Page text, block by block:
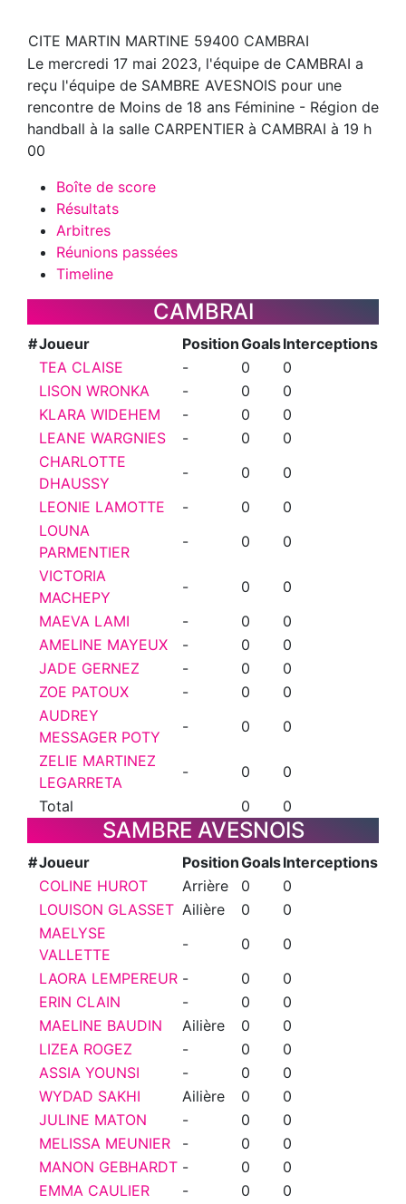
CITE MARTIN MARTINE 59400 CAMBRAI
Le mercredi 17 mai 2023, l'équipe de CAMBRAI a
reçu l'équipe de SAMBRE AVESNOIS pour une
rencontre de Moins de 18 ans Féminine - Région de
handball à la salle CARPENTIER à CAMBRAI à 19 h
00
Boîte de score
Résultats
Arbitres
Réunions passées
Timeline
CAMBRAI
#Joueur PositionGoalsInterceptions
TEA CLAISE
- 0
0
LISON WRONKA
- 0
0
KLARA WIDEHEM
- 0
0
LEANE WARGNIES
- 0
0
CHARLOTTE
DHAUSSY
- 0
0
LEONIE LAMOTTE
- 0
0
LOUNA
PARMENTIER
- 0
0
VICTORIA
MACHEPY
- 0
0
MAEVA LAMI
- 0
0
AMELINE MAYEUX
- 0
0
JADE GERNEZ
- 0
0
ZOE PATOUX
- 0
0
AUDREY
MESSAGER POTY
- 0
0
ZELIE MARTINEZ
LEGARRETA
- 0
0
Total
0 0
SAMBRE AVESNOIS
#Joueur PositionGoalsInterceptions
COLINE HUROT
Arrière 0
0
LOUISON GLASSET Ailière 0
0
MAELYSE
VALLETTE
- 0
0
LAORA LEMPEREUR - 0
0
ERIN CLAIN
- 0
0
MAELINE BAUDIN
Ailière 0
0
LIZEA ROGEZ
- 0
0
ASSIA YOUNSI
- 0
0
WYDAD SAKHI
Ailière 0
0
JULINE MATON
- 0
0
MELISSA MEUNIER
- 0
0
MANON GEBHARDT - 0
0
EMMA CAULIER
- 0 0